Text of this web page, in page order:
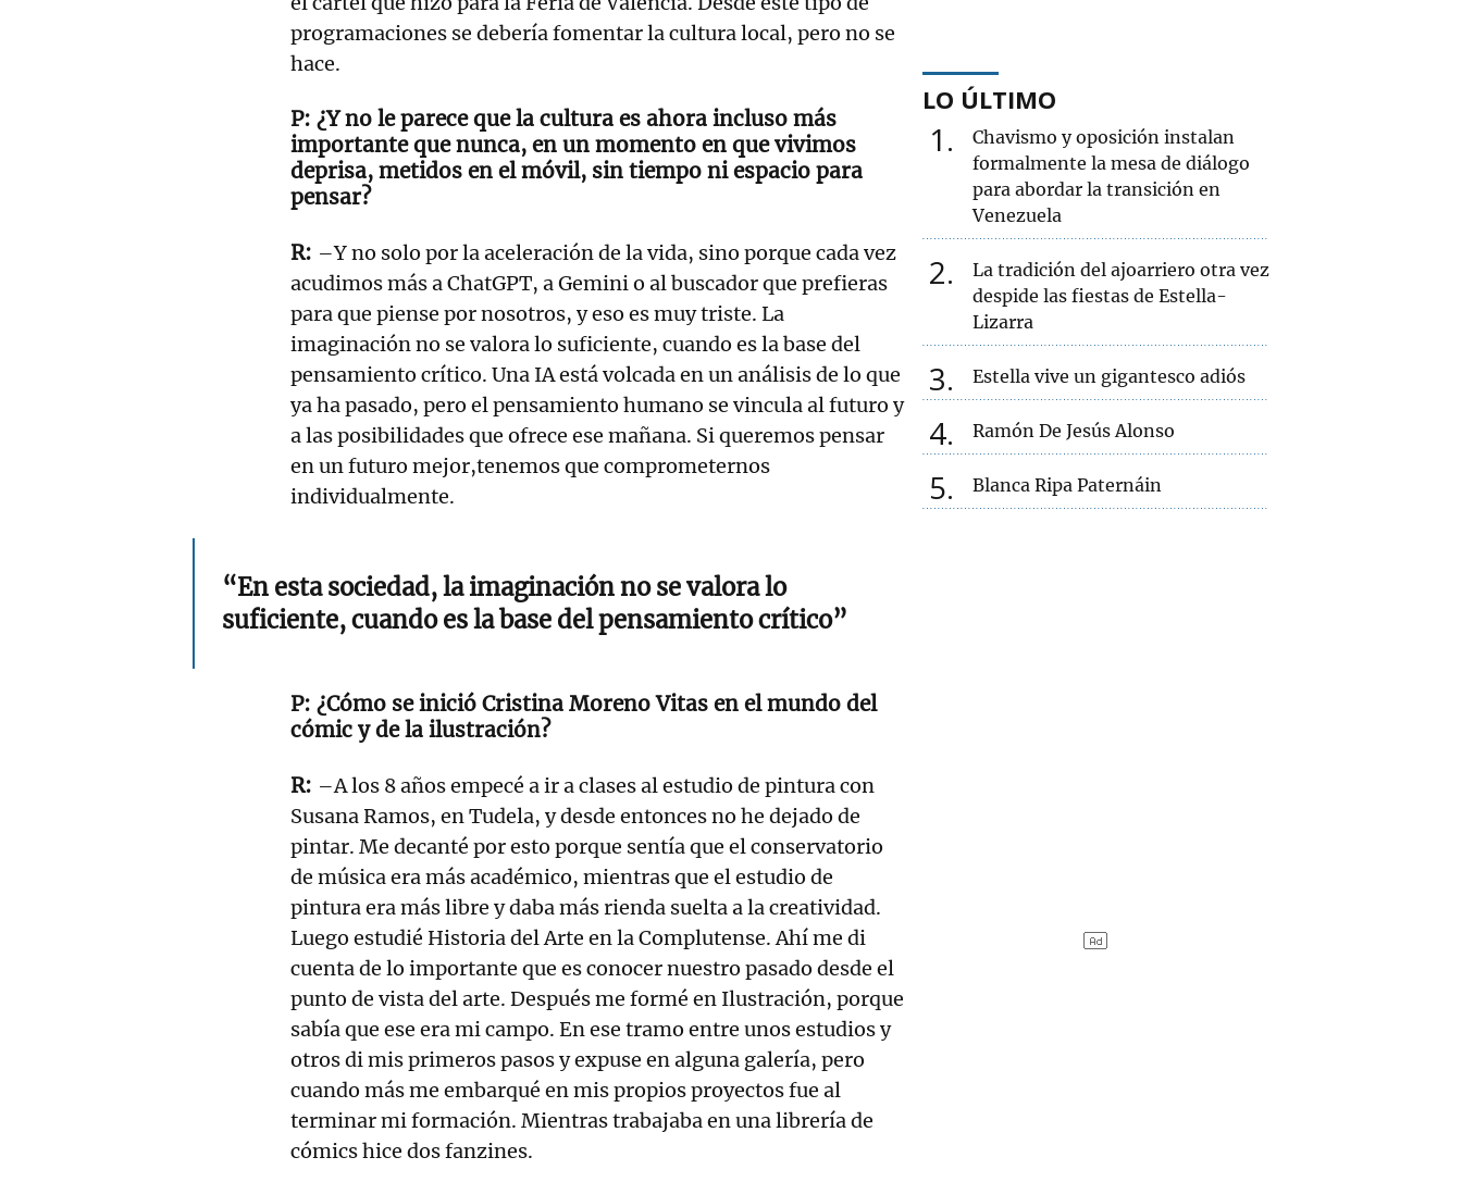
programaciones se debería fomentar la cultura local, pero no se
hace.
¿Y no le parece que la cultura es ahora incluso más
importante que nunca, en un momento en que vivimos
deprisa, metidos en el móvil, sin tiempo ni espacio para
pensar?
–Y no solo por la aceleración de la vida, sino porque cada vez
acudimos más a ChatGPT, a Gemini o al buscador que prefieras
para que piense por nosotros, y eso es muy triste. La
imaginación no se valora lo suficiente, cuando es la base del
pensamiento crítico. Una IA está volcada en un análisis de lo que
ya ha pasado, pero el pensamiento humano se vincula al futuro y
a las posibilidades que ofrece ese mañana. Si queremos pensar
en un futuro mejor,tenemos que comprometernos
individualmente.
“En esta sociedad, la imaginación no se valora lo
suficiente, cuando es la base del pensamiento crítico”
¿Cómo se inició Cristina Moreno Vitas en el mundo del
cómic y de la ilustración?
–A los 8 años empecé a ir a clases al estudio de pintura con
Susana Ramos, en Tudela, y desde entonces no he dejado de
pintar. Me decanté por esto porque sentía que el conservatorio
de música era más académico, mientras que el estudio de
pintura era más libre y daba más rienda suelta a la creatividad.
Luego estudié Historia del Arte en la Complutense. Ahí me di
cuenta de lo importante que es conocer nuestro pasado desde el
punto de vista del arte. Después me formé en Ilustración, porque
sabía que ese era mi campo. En ese tramo entre unos estudios y
otros di mis primeros pasos y expuse en alguna galería, pero
cuando más me embarqué en mis propios proyectos fue al
terminar mi formación. Mientras trabajaba en una librería de
cómics hice dos fanzines.
LO ÚLTIMO
1
Chavismo y oposición instalan
formalmente la mesa de diálogo
para abordar la transición en
Venezuela
2
La tradición del ajoarriero otra vez
despide las fiestas de Estella-
Lizarra
3 Estella vive un gigantesco adiós
4 Ramón De Jesús Alonso
5 Blanca Ripa Paternáin